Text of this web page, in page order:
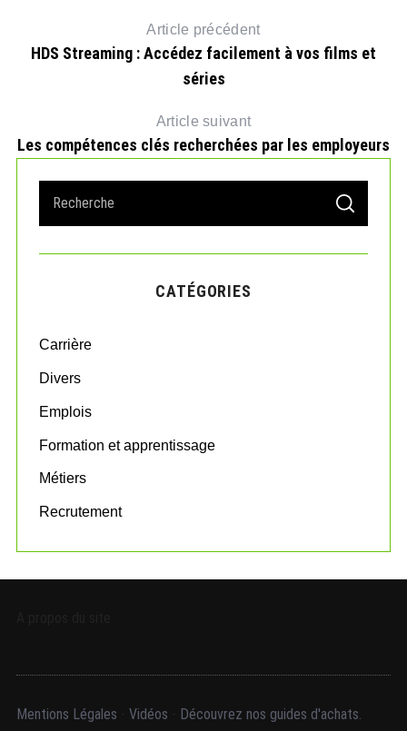
Article précédent
HDS Streaming : Accédez facilement à vos films et
séries
Article suivant
Les compétences clés recherchées par les employeurs
a
r
o
:
S
A
C
CATÉGORIES
Carrière
Divers
Emplois
Formation et apprentissage
Métiers
Recrutement
Mentions Légales Vidéos Découvrez nos guides d'achats.